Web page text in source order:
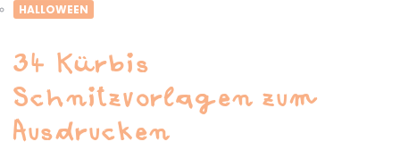
HALLOWEEN
34 Kürbis
Schnitzvorlagen zum
Ausdrucken